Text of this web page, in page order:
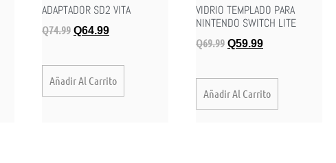
ADAPTADOR SD2 VITA
Q74.99 Q64.99
Añadir Al Carrito
VIDRIO TEMPLADO PARA
NINTENDO SWITCH LITE
Q69.99 Q59.99
Añadir Al Carrito